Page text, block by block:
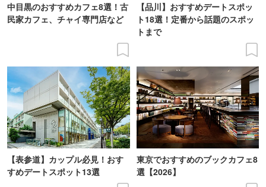
中目黒のおすすめカフェ8選！古
民家カフェ、チャイ専門店など
【品川】おすすめデートスポッ
ト18選！定番から話題のスポッ
トまで
【表参道】カップル必見！おす
すめデートスポット13選
東京でおすすめのブックカフェ8
選【2026】